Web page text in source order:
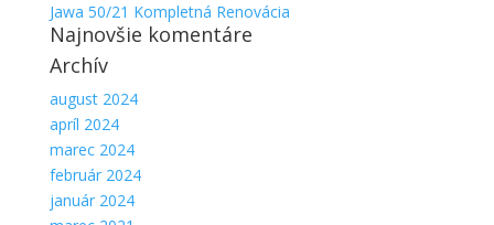
Jawa 50/21 Kompletná Renovácia
Najnovšie komentáre
Archív
august 2024
apríl 2024
marec 2024
február 2024
január 2024